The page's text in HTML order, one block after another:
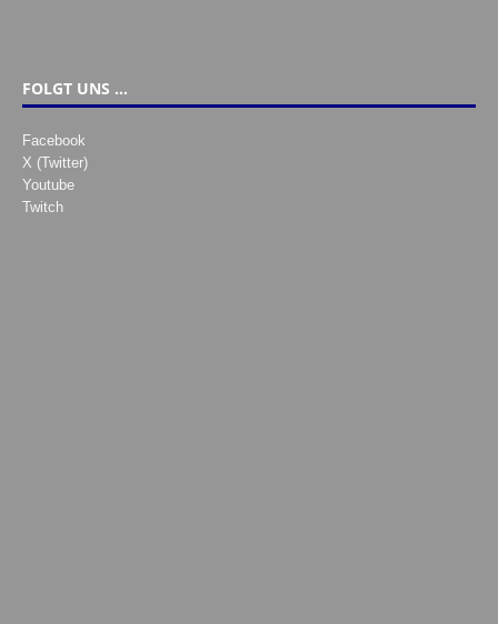
FOLGT UNS …
Facebook
X (Twitter)
Youtube
Twitch